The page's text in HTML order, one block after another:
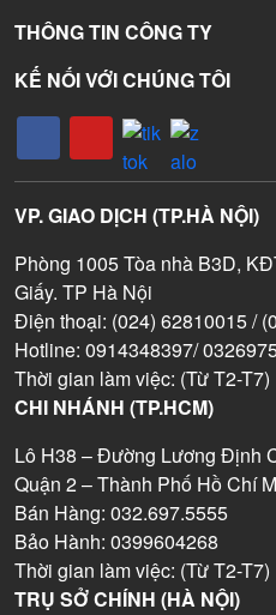
THÔNG TIN CÔNG TY
KẾ NỐI VỚI CHÚNG TÔI
VP. GIAO DỊCH (TP.HÀ NỘI)
Phòng 1005 Tòa nhà B3D,
Giấy. TP Hà Nội
Điện thoại: (024) 62810015 /
Hotline: 0914348397/
Thời gian làm việc: (Từ T2-T7)
CHI NHÁNH (TP.HCM)
Lô H38 – Đường Lương Định
Quận 2 – Thành Phố Hồ Chí
Bán Hàng: 032.697.5555
Bảo Hành: 0399604268
Thời gian làm việc: (Từ T2-T7)
TRỤ SỞ CHÍNH (HÀ NỘI)